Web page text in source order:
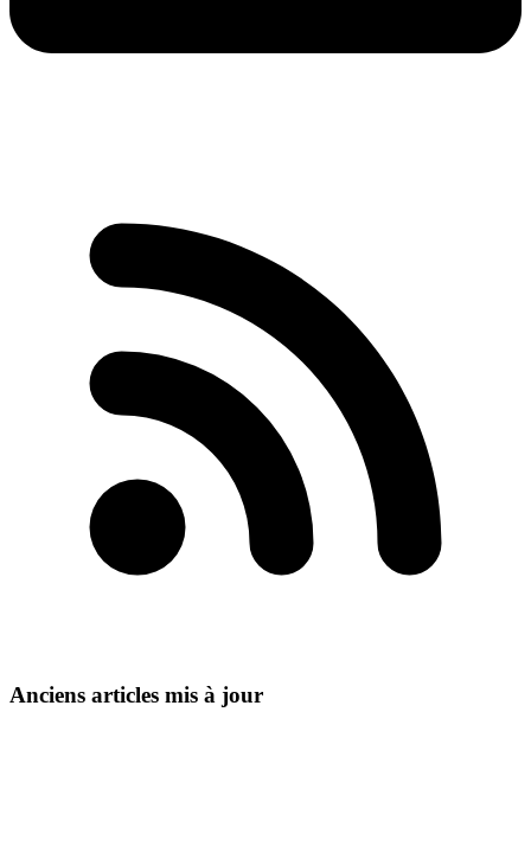
Anciens articles mis à jour